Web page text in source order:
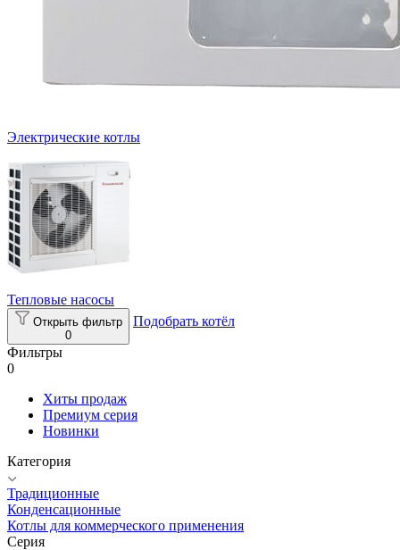
Электрические котлы
Тепловые насосы
Открыть фильтр
0
Подобрать котёл
Фильтры
0
Хиты продаж
Премиум серия
Новинки
Категория
Традиционные
Конденсационные
Котлы для коммерческого применения
Серия